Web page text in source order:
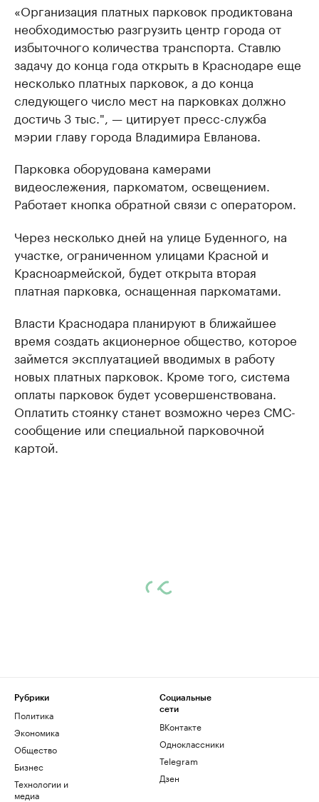
«Организация платных парковок продиктована
необходимостью разгрузить центр города от
избыточного количества транспорта. Ставлю
задачу до конца года открыть в Краснодаре еще
несколько платных парковок, а до конца
следующего число мест на парковках должно
достичь 3 тыс.", — цитирует пресс-служба
мэрии главу города Владимира Евланова.
Парковка оборудована камерами
видеослежения, паркоматом, освещением.
Работает кнопка обратной связи с оператором.
Через несколько дней на улице Буденного, на
участке, ограниченном улицами Красной и
Красноармейской, будет открыта вторая
платная парковка, оснащенная паркоматами.
Власти Краснодара планируют в ближайшее
время создать акционерное общество, которое
займется эксплуатацией вводимых в работу
новых платных парковок. Кроме того, система
оплаты парковок будет усовершенствована.
Оплатить стоянку станет возможно через СМС-
сообщение или специальной парковочной
картой.
Рубрики
Политика
Экономика
Общество
Бизнес
Технологии и
медиа
Социальные
сети
ВКонтакте
Одноклассники
Telegram
Дзен